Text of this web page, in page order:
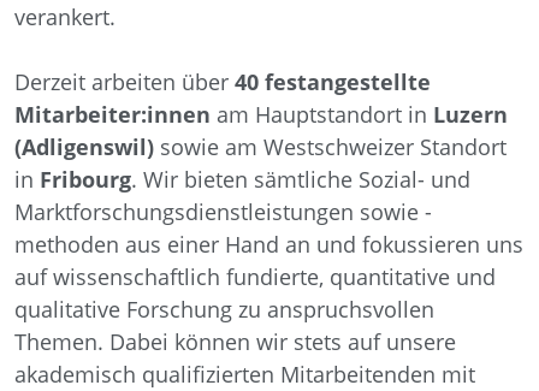
verankert.
Derzeit arbeiten über 40 festangestellte
Mitarbeiter:innen am Hauptstandort in Luzern
(Adligenswil) sowie am Westschweizer Standort
in Fribourg. Wir bieten sämtliche Sozial- und
Marktforschungsdienstleistungen sowie -
methoden aus einer Hand an und fokussieren uns
auf wissenschaftlich fundierte, quantitative und
qualitative Forschung zu anspruchsvollen
Themen. Dabei können wir stets auf unsere
akademisch qualifizierten Mitarbeitenden mit